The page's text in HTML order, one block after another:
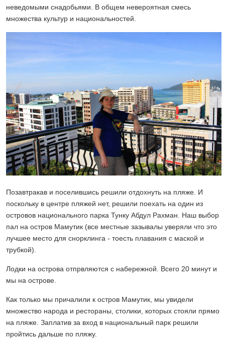
неведомыми снадобьями. В общем невероятная смесь
множества культур и национальностей.
Позавтракав и поселившись решили отдохнуть на пляже. И
поскольку в центре пляжей нет, решили поехать на один из
островов национального парка Тунку Абдул Рахман. Наш выбор
пал на остров Мамутик (все местные зазывалы уверяли что это
лучшее место для снорклинга - тоесть плавания с маской и
трубкой).
Лодки на острова отпрвляются с набережной. Всего 20 минут и
мы на острове.
Как только мы причалили к остров Мамутик, мы увидели
множество народа и рестораны, столики, которых стояли прямо
на пляже. Заплатив за вход в национальный парк решили
пройтись дальше по пляжу.